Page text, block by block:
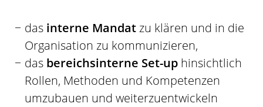
das interne Mandatzu klären und in die
Organisation zu kommunizieren,
das bereichsinterne Set-up hinsichtlich
Rollen, Methoden und Kompetenzen
umzubauen und weiterzuentwickeln